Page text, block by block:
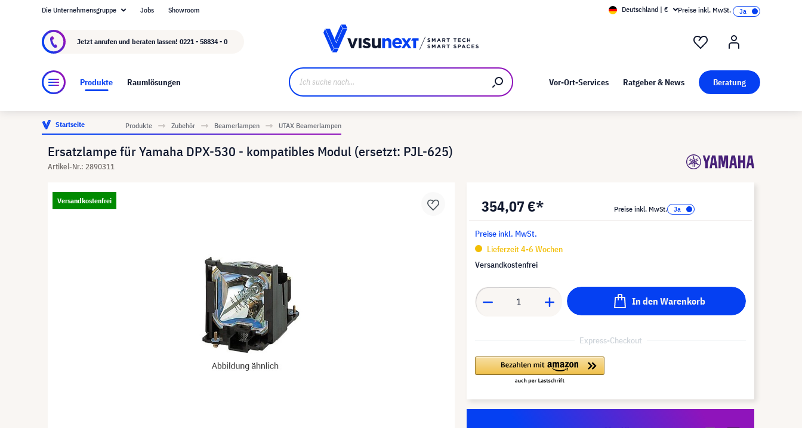
Über visunext.de Kunst bei visunext
Die Unternehmensgruppe Jobs Showroom Deutschland | € Preise inkl. MwSt.
Jetzt anrufen und beraten lassen! 0221 - 58834 - 0
Produkte Raumlösungen Vor-Ort-Services Ratgeber & News Beratung
Startseite Produkte Zubehör Beamerlampen UTAX Beamerlampen
Ersatzlampe für Yamaha DPX-530 - kompatibles Modul (ersetzt: PJL-625)
Artikel-Nr.: 2890311
Versandkostenfrei 354,07 €* Preise inkl. MwSt.
Preise inkl. MwSt.
Lieferzeit 4-6 Wochen
Versandkostenfrei
In den Warenkorb
Express-Checkout